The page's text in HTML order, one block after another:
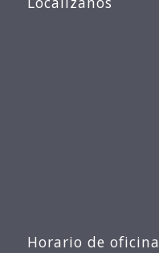
Horario de oficina